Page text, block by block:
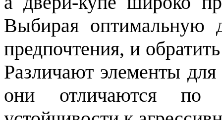
Выбирая оптимальную
предпочтения, и
Различают элементы
они отличаются по